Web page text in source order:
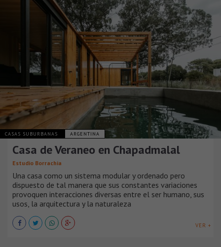
CASAS SUBURBANAS ARGENTINA
Casa de Veraneo en Chapadmalal
Estudio Borrachia
Una casa como un sistema modular y ordenado pero
dispuesto de tal manera que sus constantes variaciones
provoquen interacciones diversas entre el ser humano, sus
usos, la arquitectura y la naturaleza
VER +